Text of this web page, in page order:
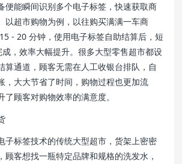
便能瞬间识别多个电子标签，快速获取商
以超市购物为例，以往购买满满一车商
- 20 分钟，使用电子标签自助结算后，短
，效率大幅提升。很多大型零售超市都设
算通道，顾客无需在人工收银台排队，自
，大大节省了时间，购物过程也更加流
顾客对购物效率的满意度。
子标签技术的传统大型超市，货架上密密
顾客想找一瓶特定品牌和规格的洗发水，